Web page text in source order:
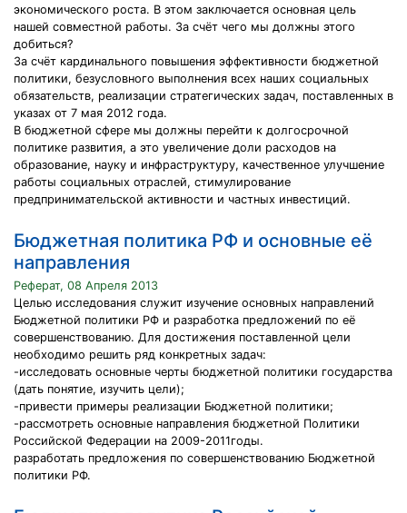
экономического роста. В этом заключается основная цель
нашей совместной работы. За счёт чего мы должны этого
добиться?
За счёт кардинального повышения эффективности бюджетной
политики, безусловного выполнения всех наших социальных
обязательств, реализации стратегических задач, поставленных в
указах от 7 мая 2012 года.
В бюджетной сфере мы должны перейти к долгосрочной
политике развития, а это увеличение доли расходов на
образование, науку и инфраструктуру, качественное улучшение
работы социальных отраслей, стимулирование
предпринимательской активности и частных инвестиций.
Бюджетная политика РФ и основные её
направления
Реферат, 08 Апреля 2013
Целью исследования служит изучение основных направлений
Бюджетной политики РФ и разработка предложений по её
совершенствованию. Для достижения поставленной цели
необходимо решить ряд конкретных задач:
-исследовать основные черты бюджетной политики государства
(дать понятие, изучить цели);
-привести примеры реализации Бюджетной политики;
-рассмотреть основные направления бюджетной Политики
Российской Федерации на 2009-2011годы.
разработать предложения по совершенствованию Бюджетной
политики РФ.